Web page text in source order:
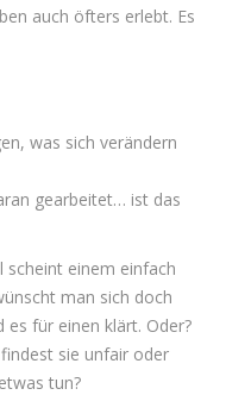
auch öfters erlebt. Es
was sich verändern
gearbeitet… ist das
scheint einem einfach
man sich doch
für einen klärt. Oder?
sie unfair oder
tun?